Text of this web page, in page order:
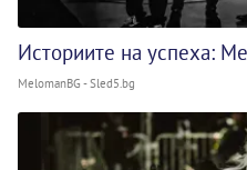
Историите на успеха:
MelomanBG - Sled5.bg